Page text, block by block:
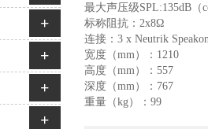
最大声压级SPL:135dB（
标称阻抗：2x8Ω
连接：3 x Neutrik
宽度（mm）：1210
高度（mm）：557
深度（mm）：767
重量（kg）：99
+
+
+
+